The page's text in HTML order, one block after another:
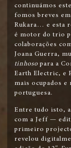
continuámos
fomos breves
Rukara… e esta
é motor do trio
colaborações
Joana Guerra,
tinhoso para a
Earth Electric, e
mais ocupados e
portuguesa.
Entre tudo isto,
com a Jeff —
primeiro
revelou